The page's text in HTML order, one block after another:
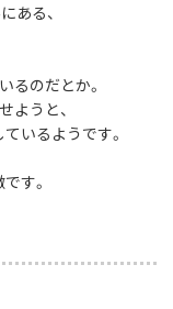
ある、
るのだとか。
ようと、
いるようです。
す。